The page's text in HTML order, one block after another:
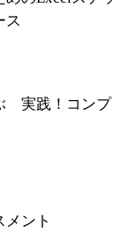
ス
実践！コンプ
メント